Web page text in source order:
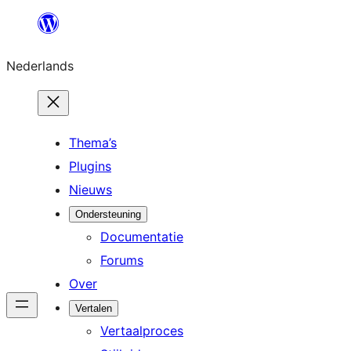
de
inhoud
Nederlands
Thema’s
Plugins
Nieuws
Ondersteuning
Documentatie
Forums
Over
Vertalen
Vertaalproces